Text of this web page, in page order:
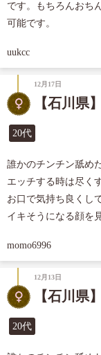
です。もちろんおち
可能です。
uukcc
12月17日
【石川県
20代
誰かのチンチン舐め
エッチする時は尽く
お口で気持ち良くし
イキそうになる顔を
momo6996
12月13日
【石川県
20代